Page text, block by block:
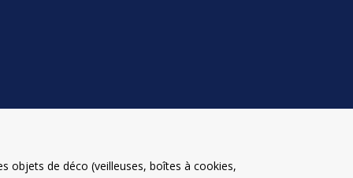
objets de déco (veilleuses, boîtes à cookies,